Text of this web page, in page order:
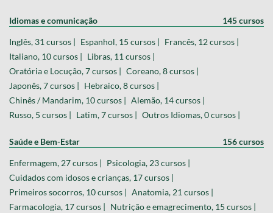
Idiomas e comunicação 145 cursos
Inglês, 31 cursos | Espanhol, 15 cursos | Francês, 12 cursos |
Italiano, 10 cursos | Libras, 11 cursos |
Oratória e Locução, 7 cursos | Coreano, 8 cursos |
Japonês, 7 cursos | Hebraico, 8 cursos |
Chinês / Mandarim, 10 cursos | Alemão, 14 cursos |
Russo, 5 cursos | Latim, 7 cursos | Outros Idiomas, 0 cursos |
Saúde e Bem-Estar 156 cursos
Enfermagem, 27 cursos | Psicologia, 23 cursos |
Cuidados com idosos e crianças, 17 cursos |
Primeiros socorros, 10 cursos | Anatomia, 21 cursos |
Farmacologia, 17 cursos | Nutrição e emagrecimento, 15 cursos |